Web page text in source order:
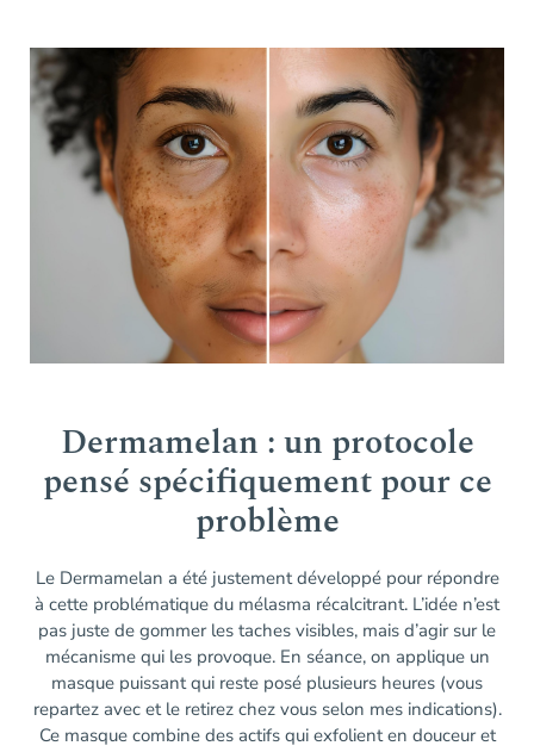
Dermamelan : un protocole
pensé spécifiquement pour ce
problème
Le Dermamelan a été justement développé pour répondre
à cette problématique du mélasma récalcitrant. L’idée n’est
pas juste de gommer les taches visibles, mais d’agir sur le
mécanisme qui les provoque. En séance, on applique un
masque puissant qui reste posé plusieurs heures (vous
repartez avec et le retirez chez vous selon mes indications).
Ce masque combine des actifs qui exfolient en douceur et